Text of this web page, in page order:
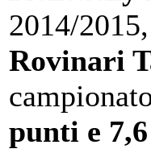
2014/
Rovinari
punti e